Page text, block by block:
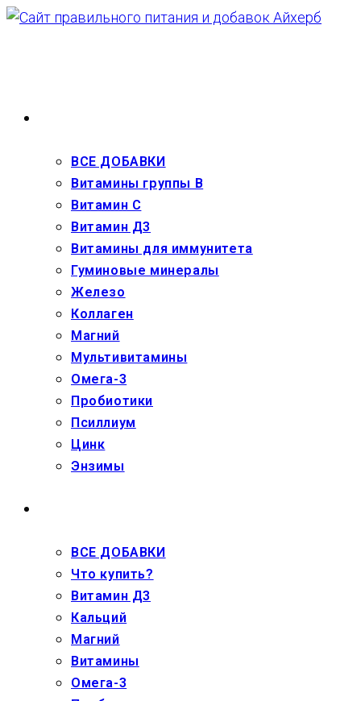
Перейти
ВСЕ ДОБАВКИ
Витамины группы В
Витамин С
Витамин Д3
Витамины для иммунитета
Гуминовые минералы
Железо
Коллаген
Магний
Мультивитамины
Омега-3
Пробиотики
Псиллиум
Цинк
Энзимы
ВСЕ ДОБАВКИ
Что купить?
Витамин Д3
Кальций
Магний
Витамины
Омега-3